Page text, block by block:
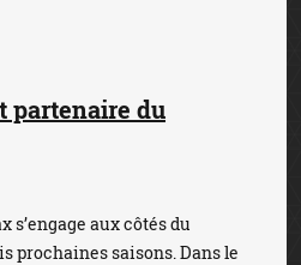
partenaire du
s’engage aux côtés du
prochaines saisons. Dans le